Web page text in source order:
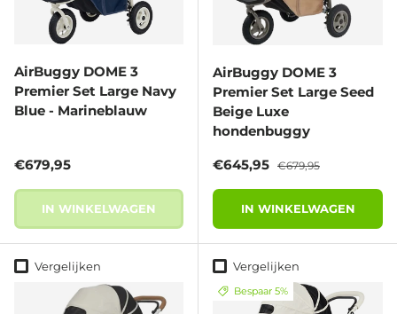
AirBuggy DOME 3
Premier Set Large Navy
Blue - Marineblauw
Reguliere prijs
€679,95
IN WINKELWAGEN
AirBuggy DOME 3
Premier Set Large Seed
Beige Luxe
hondenbuggy
Verkoopprijs
€645,95 Reguliere prijs
€679,95
IN WINKELWAGEN
Vergelijken Vergelijken
Bespaar 5%